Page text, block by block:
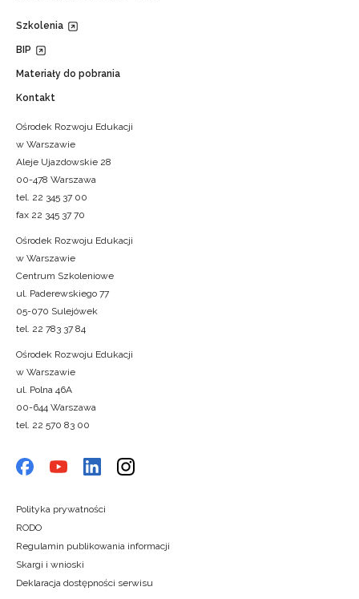
Szkolenia
BIP
Materiały do pobrania
Kontakt
Ośrodek Rozwoju Edukacji
w Warszawie
Aleje Ujazdowskie 28
00-478 Warszawa
tel. 22 345 37 00
fax 22 345 37 70
Ośrodek Rozwoju Edukacji
w Warszawie
Centrum Szkoleniowe
ul. Paderewskiego 77
05-070 Sulejówek
tel. 22 783 37 84
Ośrodek Rozwoju Edukacji
w Warszawie
ul. Polna 46A
00-644 Warszawa
tel. 22 570 83 00
Polityka prywatności
RODO
Regulamin publikowania informacji
Skargi i wnioski
Deklaracja dostępności serwisu